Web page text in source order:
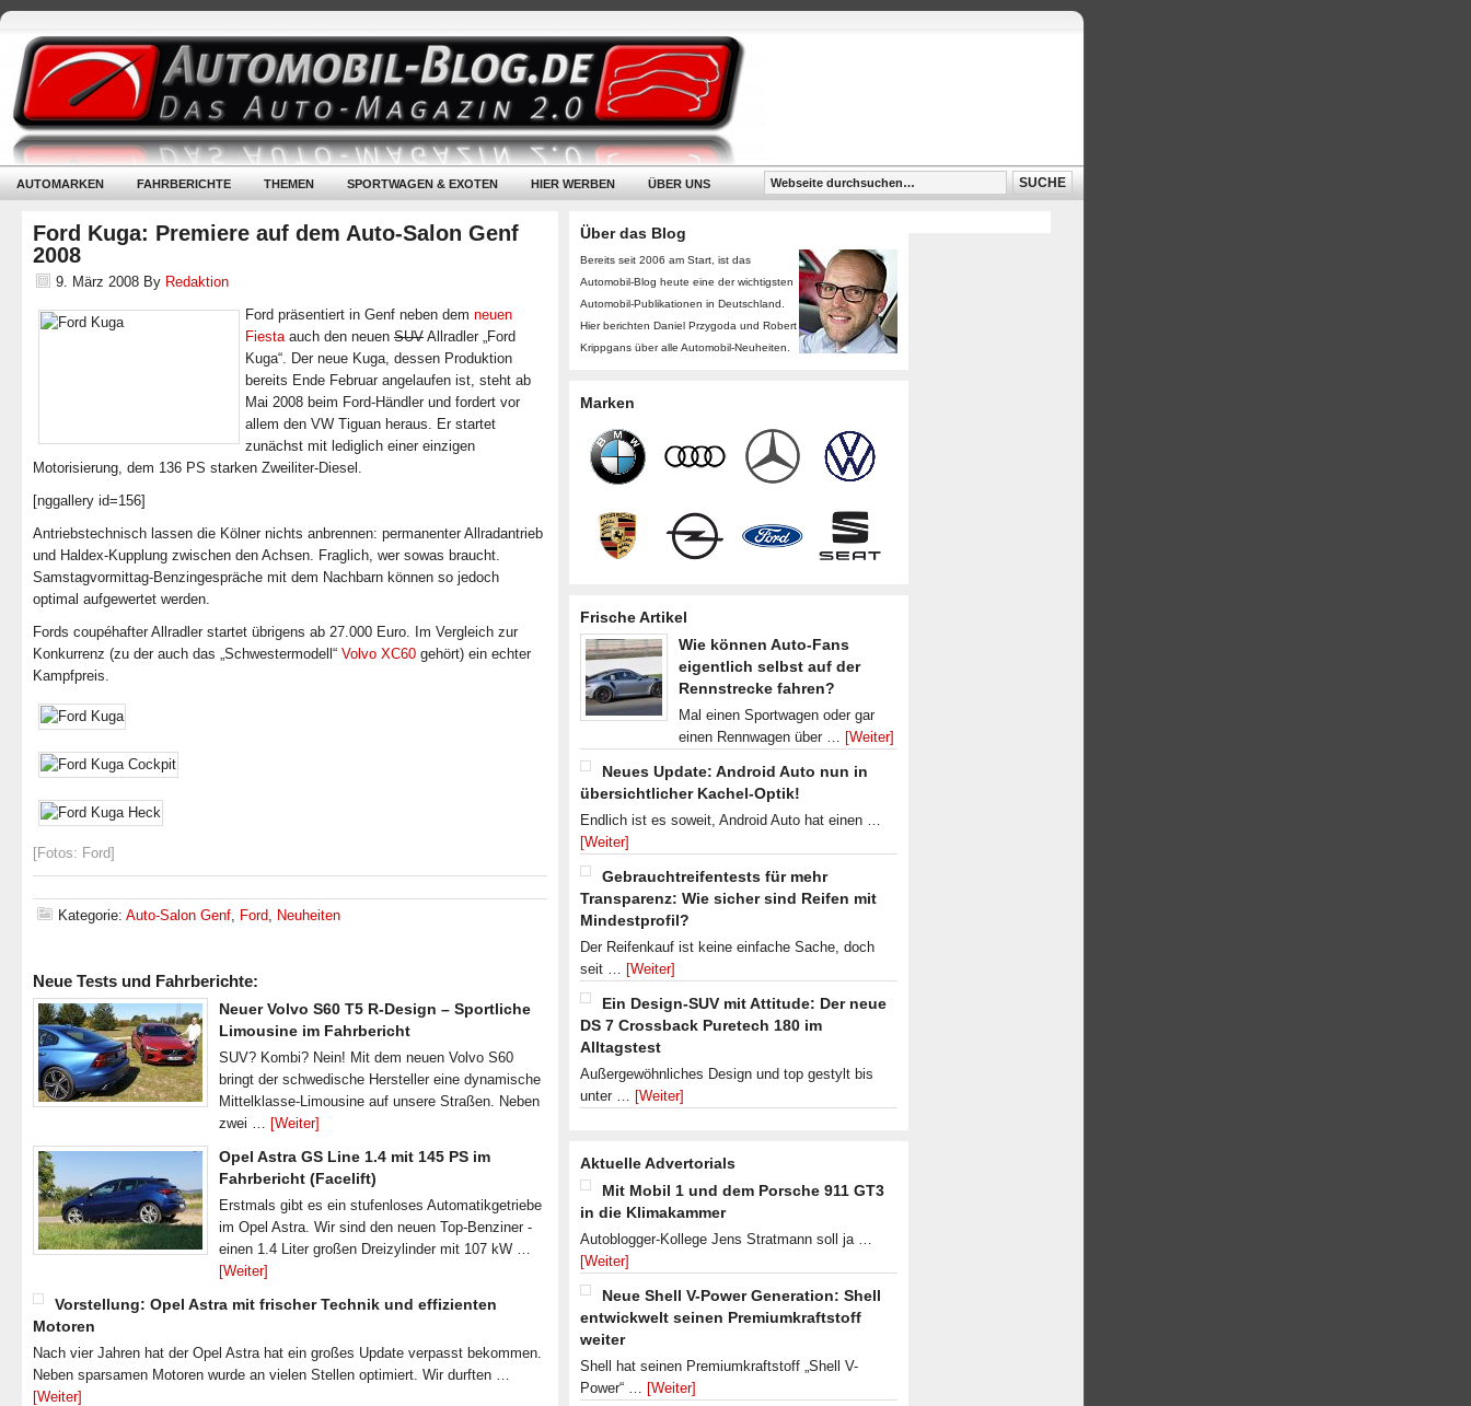
AUTOMARKEN FAHRBERICHTE THEMEN SPORTWAGEN & EXOTEN HIER WERBEN ÜBER UNS
Ford Kuga: Premiere auf dem Auto-Salon Genf
2008
9. März 2008 By Redaktion
Ford präsentiert in Genf neben dem neuen
Fiestaauch den neuen SUV Allradler „Ford
Kuga“. Der neue Kuga, dessen Produktion
bereits Ende Februar angelaufen ist, steht ab
Mai 2008 beim Ford-Händler und fordert vor
allem den VW Tiguan heraus. Er startet
zunächst mit lediglich einer einzigen
Motorisierung, dem 136 PS starken Zweiliter-Diesel.
[nggallery id=156]
Antriebstechnisch lassen die Kölner nichts anbrennen: permanenter Allradantrieb
und Haldex-Kupplung zwischen den Achsen. Fraglich, wer sowas braucht.
Samstagvormittag-Benzingespräche mit dem Nachbarn können so jedoch
optimal aufgewertet werden.
Fords coupéhafter Allradler startet übrigens ab 27.000 Euro. Im Vergleich zur
Konkurrenz (zu der auch das „Schwestermodell“ Volvo XC60 gehört) ein echter
Kampfpreis.
[Fotos: Ford]
Kategorie: Auto-Salon Genf, Ford, Neuheiten
Neue Tests und Fahrberichte:
Neuer Volvo S60 T5 R-Design – Sportliche
Limousine im Fahrbericht
SUV? Kombi? Nein! Mit dem neuen Volvo S60
bringt der schwedische Hersteller eine dynamische
Mittelklasse-Limousine auf unsere Straßen. Neben
zwei … [Weiter]
Opel Astra GS Line 1.4 mit 145 PS im
Fahrbericht (Facelift)
Erstmals gibt es ein stufenloses Automatikgetriebe
im Opel Astra. Wir sind den neuen Top-Benziner -
einen 1.4 Liter großen Dreizylinder mit 107 kW …
[Weiter]
Vorstellung: Opel Astra mit frischer Technik und effizienten
Motoren
Nach vier Jahren hat der Opel Astra hat ein großes Update verpasst bekommen.
Neben sparsamen Motoren wurde an vielen Stellen optimiert. Wir durften …
[Weiter]
Über das Blog
Bereits seit 2006 am Start, ist das
Automobil-Blog heute eine der wichtigsten
Automobil-Publikationen in Deutschland.
Hier berichten Daniel Przygoda und Robert
Krippgans über alle Automobil-Neuheiten.
Marken
Frische Artikel
Wie können Auto-Fans
eigentlich selbst auf der
Rennstrecke fahren?
Mal einen Sportwagen oder gar
einen Rennwagen über … [Weiter]
Neues Update: Android Auto nun in
übersichtlicher Kachel-Optik!
Endlich ist es soweit, Android Auto hat einen …
[Weiter]
Gebrauchtreifentests für mehr
Transparenz: Wie sicher sind Reifen mit
Mindestprofil?
Der Reifenkauf ist keine einfache Sache, doch
seit … [Weiter]
Ein Design-SUV mit Attitude: Der neue
DS 7 Crossback Puretech 180 im
Alltagstest
Außergewöhnliches Design und top gestylt bis
unter … [Weiter]
Aktuelle Advertorials
Mit Mobil 1 und dem Porsche 911 GT3
in die Klimakammer
Autoblogger-Kollege Jens Stratmann soll ja …
[Weiter]
Neue Shell V-Power Generation: Shell
entwickwelt seinen Premiumkraftstoff
weiter
Shell hat seinen Premiumkraftstoff „Shell V-
Power“ … [Weiter]